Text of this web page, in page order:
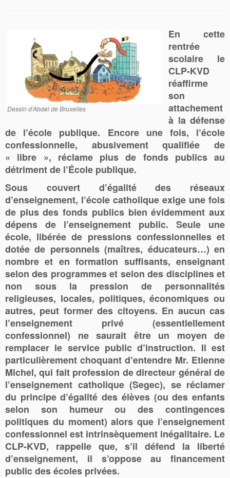
Dessin d’Abdel de Bruxelles
En cette
rentrée
scolaire le
CLP-KVD
réaffirme
son
attachement
à la défense
de l’école publique. Encore une fois, l’école
confessionnelle, abusivement qualifiée de
« libre », réclame plus de fonds publics au
détriment de l’École publique.
Sous couvert d’égalité des réseaux
d’enseignement, l’école catholique exige une fois
de plus des fonds publics bien évidemment aux
dépens de l’enseignement public. Seule une
école, libérée de pressions confessionnelles et
dotée de personnels (maîtres, éducateurs…) en
nombre et en formation suffisants, enseignant
selon des programmes et selon des disciplines et
non sous la pression de personnalités
religieuses, locales, politiques, économiques ou
autres, peut former des citoyens. En aucun cas
l’enseignement privé (essentiellement
confessionnel) ne saurait être un moyen de
remplacer le service public d’instruction. Il est
particulièrement choquant d’entendre Mr. Etienne
Michel, qui fait profession de directeur général de
l’enseignement catholique (Segec), se réclamer
du principe d’égalité des élèves (ou des enfants
selon son humeur ou des contingences
politiques du moment) alors que l’enseignement
confessionnel est intrinsèquement inégalitaire. Le
CLP-KVD, rappelle que, s’il défend la liberté
d’enseignement, il s’oppose au financement
public des écoles privées.